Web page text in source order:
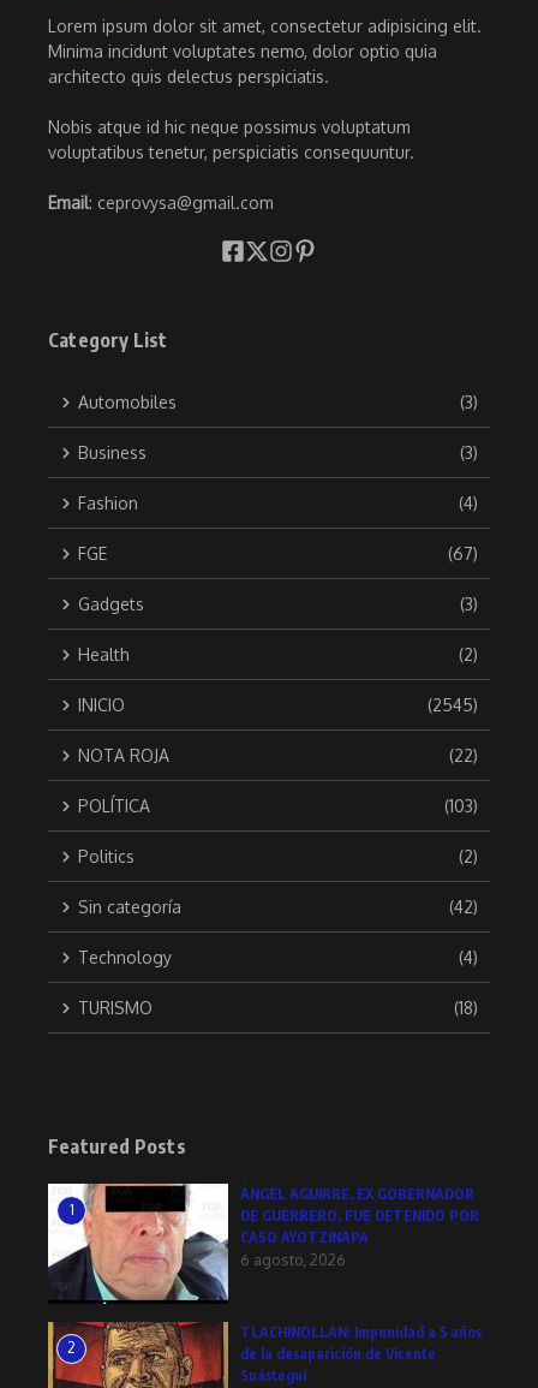
Lorem ipsum dolor sit amet, consectetur adipisicing elit.
Minima incidunt voluptates nemo, dolor optio quia
architecto quis delectus perspiciatis.
Nobis atque id hic neque possimus voluptatum
voluptatibus tenetur, perspiciatis consequuntur.
Email: ceprovysa@gmail.com
Category List
Automobiles (3)
Business (3)
Fashion (4)
FGE (67)
Gadgets (3)
Health (2)
INICIO (2545)
NOTA ROJA (22)
POLÍTICA (103)
Politics (2)
Sin categoría (42)
Technology (4)
TURISMO (18)
Featured Posts
1
ÁNGEL AGUIRRE, EX GOBERNADOR
DE GUERRERO, FUE DETENIDO POR
CASO AYOTZINAPA
6 agosto, 2026
2
TLACHINOLLAN: Impunidad a 5 años
de la desaparición de Vicente
Suástegui